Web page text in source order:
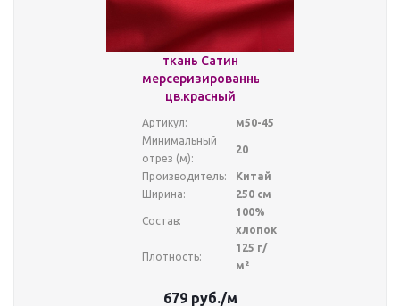
ткань Сатин
мерсеризированный
цв.красный
Артикул:
м50-45
Минимальный
отрез (м):
20
Производитель:
Китай
Ширина:
250 см
Состав:
100%
хлопок
Плотность:
125 г/
м²
679руб./м